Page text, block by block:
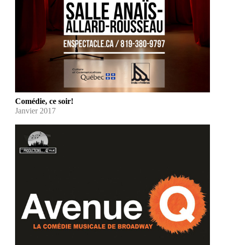
Comédie, ce soir!
Janvier 2017